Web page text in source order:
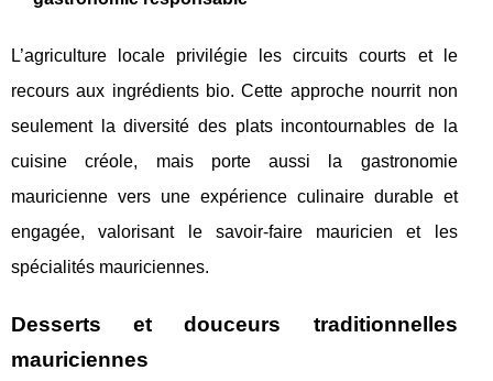
L’agriculture locale privilégie les circuits courts et le
recours aux ingrédients bio. Cette approche nourrit non
seulement la diversité des plats incontournables de la
cuisine créole, mais porte aussi la gastronomie
mauricienne vers une expérience culinaire durable et
engagée, valorisant le savoir-faire mauricien et les
spécialités mauriciennes.
Desserts et douceurs traditionnelles
mauriciennes